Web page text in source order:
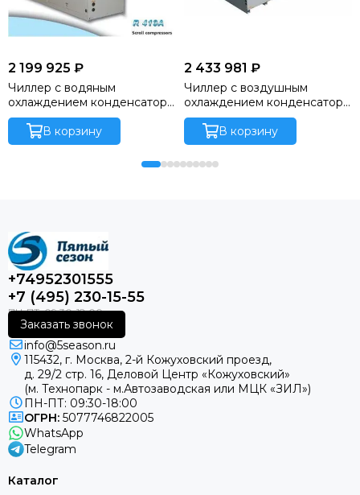
2 199 925 ₽
Чиллер с водяным
охлаждением конденсатора
SCWY 131
В корзину
2 433 981 ₽
Чиллер с воздушным
охлаждением конденсатора
SCAEY 101
В корзину
+74952301555
+7 (495) 230-15-55
Заказать звонок
info@5season.ru
115432, г. Москва, 2-й Кожуховский проезд,
д. 29/2 стр. 16, Деловой Центр «Кожуховский»
(м. Технопарк - м.Автозаводская или МЦК «ЗИЛ»)
ПН-ПТ: 09:30-18:00
ОГРН: 5077746822005
WhatsApp
Telegram
Каталог